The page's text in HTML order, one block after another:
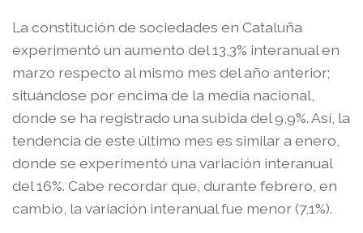
La constitución de sociedades en Cataluña
experimentó un aumento del 13,3% interanual en
marzo respecto al mismo mes del año anterior;
situándose por encima de la media nacional,
donde se ha registrado una subida del 9,9%. Así, la
tendencia de este último mes es similar a enero,
donde se experimentó una variación interanual
del 16%. Cabe recordar que, durante febrero, en
cambio, la variación interanual fue menor (7,1%).